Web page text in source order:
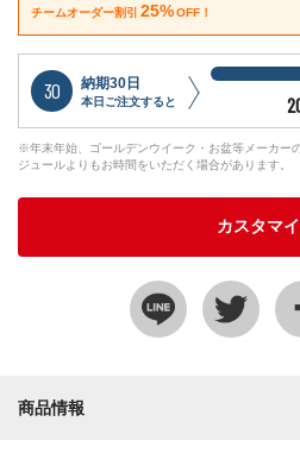
チームオーダー割引 25%OFF！
30 納期30日
本日ご注文すると
※年末年始、ゴールデンウイーク・お盆等メーカー
ジュールよりもお時間をいただく場合があります。
カスタマ
商品情報